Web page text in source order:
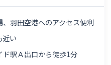
、羽田空港へのアクセス便利
近い
ド駅Ａ出口から徒歩1分